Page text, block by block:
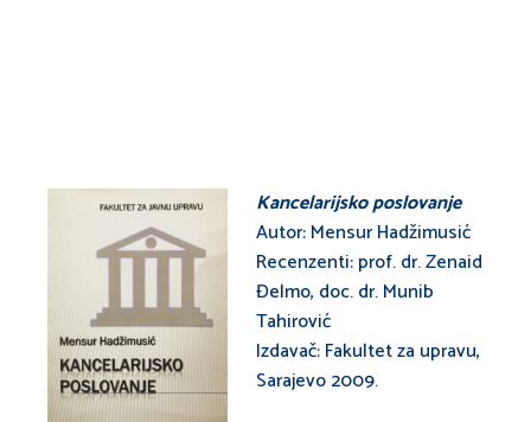
Kancelarijsko poslovanje
Autor: Mensur Hadžimusić
Recenzenti: prof. dr. Zenaid
Đelmo, doc. dr. Munib
Tahirović
Izdavač: Fakultet za upravu,
Sarajevo 2009.